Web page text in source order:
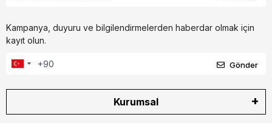
Kampanya, duyuru ve bilgilendirmelerden haberdar olmak için
kayıt olun.
Gönder
Kurumsal